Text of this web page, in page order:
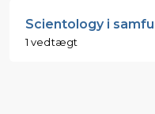
Scientology i
1 vedtægt